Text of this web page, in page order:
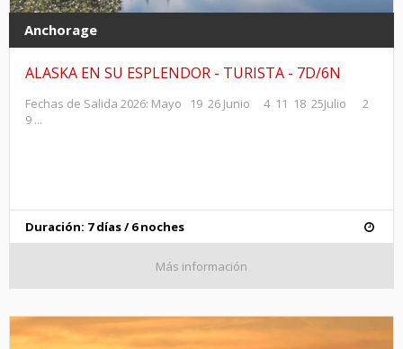
Anchorage
ALASKA EN SU ESPLENDOR - TURISTA - 7D/6N
Fechas de Salida 2026: Mayo 19 26 Junio 4 11 18 25Julio 2
9 ...
Duración: 7 días / 6 noches
Más información